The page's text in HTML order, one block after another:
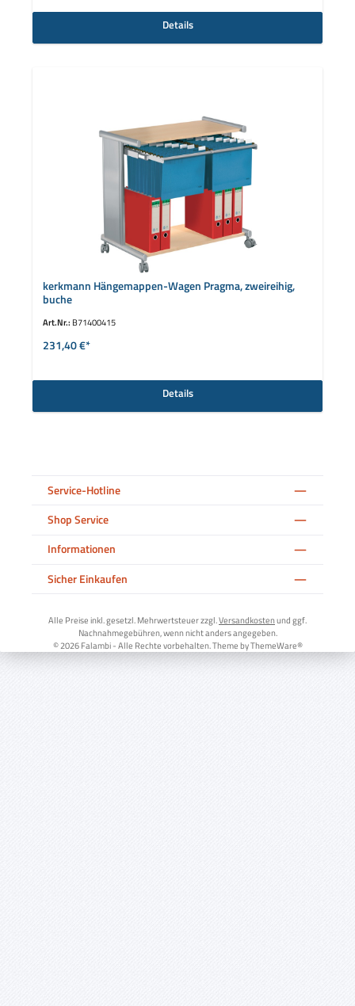
Details
kerkmann Hängemappen-Wagen Pragma, zweireihig,
buche
Art.Nr.: B71400415
231,40 €*
Details
Service-Hotline
Shop Service
Informationen
Sicher Einkaufen
Alle Preise inkl. gesetzl. Mehrwertsteuer zzgl.Versandkostenund ggf.
Nachnahmegebühren, wenn nicht anders angegeben.
© 2026 Falambi - Alle Rechte vorbehalten. Theme byThemeWare®